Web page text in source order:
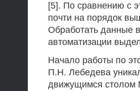
[5]. По сравнению с
почти на порядок
Обработать данные
автоматизации
Начало работы по
П.Н. Лебедева
движущимся столом